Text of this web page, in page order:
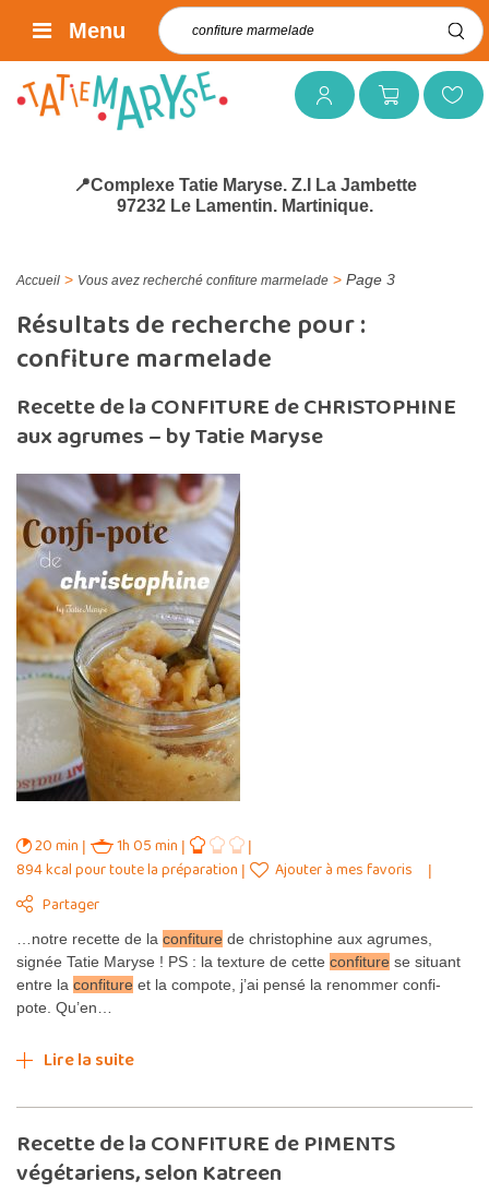
Mon compteMon panierMes favoris
Rechercher :
Menu
📍Complexe Tatie Maryse. Z.I La Jambette
97232 Le Lamentin. Martinique.
Accueil > Vous avez recherché confiture marmelade > Page 3
Résultats de recherche pour :
confiture marmelade
Recette de la CONFITURE de CHRISTOPHINE
aux agrumes – by Tatie Maryse
20 min
1h 05 min
894 kcal pour toute la préparation
Ajouter à mes favoris
Partager
…notre recette de la confiture de christophine aux agrumes,
signée Tatie Maryse ! PS : la texture de cette confiture se situant
entre la confiture et la compote, j’ai pensé la renommer confi-
pote. Qu’en…
Lire la suite
Recette de la CONFITURE de PIMENTS
végétariens, selon Katreen